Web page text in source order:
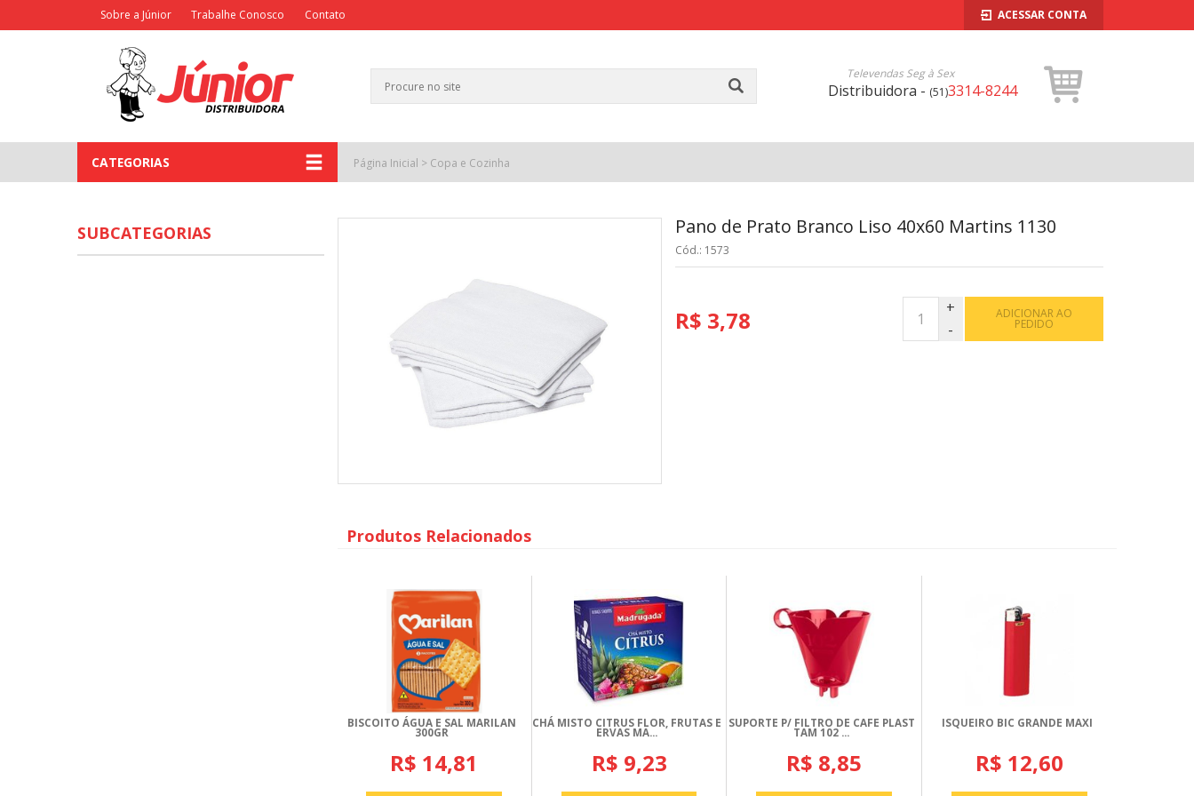
Sobre a Júnior Trabalhe Conosco Contato ACESSAR CONTA
Televendas Seg à Sex
Distribuidora - (51)3314-8244
CATEGORIAS Página Inicial > Copa e Cozinha
Pano de Prato Branco Liso 40x60 Martins 1130
Cód.: 1573
R$ 3,78 ADICIONAR AO
PEDIDO
Produtos Relacionados
BISCOITO ÁGUA E SAL MARILAN
300GR
R$ 14,81
CHÁ MISTO CITRUS FLOR, FRUTAS E
ERVAS MA...
R$ 9,23
SUPORTE P/ FILTRO DE CAFE PLAST
TAM 102 ...
R$ 8,85
ISQUEIRO BIC GRANDE MAXI
R$ 12,60
SUBCATEGORIAS